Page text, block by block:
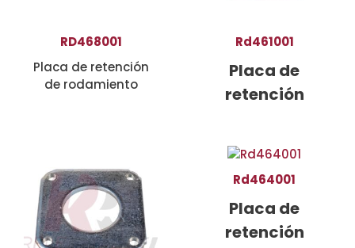
RD468001
Placa de retención
de rodamiento
Rd461001
Placa de
retención
Rd464001
Placa de
retención